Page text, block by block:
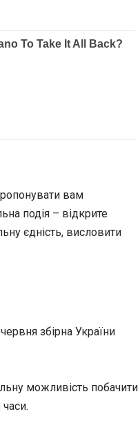
вам
подія – відкрите
єдність, висловити
збірна України
можливість побачити